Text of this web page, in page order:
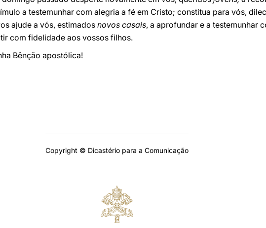
a testemunhar com alegria a fé em Cristo; constitua para vós,
ajude a vós, estimados novos casais, a aprofundar e a testemunhar
com fidelidade aos vossos filhos.
Bênção apostólica!
Copyright © Dicastério para a Comunicação